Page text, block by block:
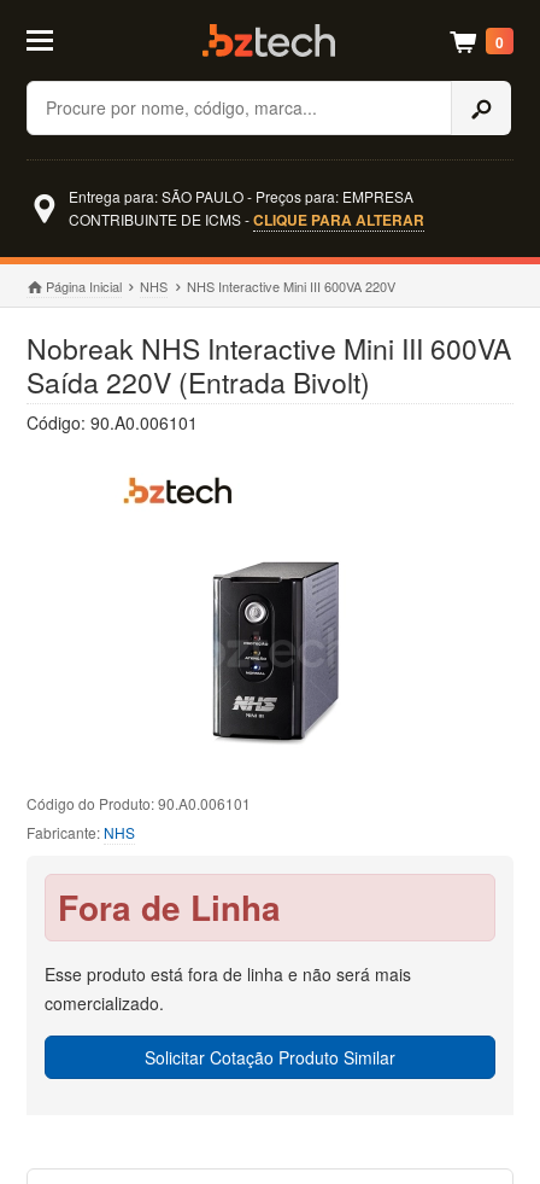
Buscar
0
Entrega para: SÃO PAULO - Preços para: EMPRESA
CONTRIBUINTE DE ICMS -CLIQUE PARA ALTERAR
Página Inicial NHS NHS Interactive Mini III 600VA 220V
Nobreak NHS Interactive Mini III 600VA
Saída 220V (Entrada Bivolt)
Código: 90.A0.006101
Código do Produto: 90.A0.006101
Fabricante: NHS
Fora de Linha
Esse produto está fora de linha e não será mais
comercializado.
Solicitar Cotação Produto Similar